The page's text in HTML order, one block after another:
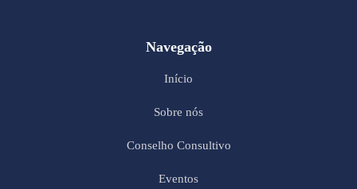
Navegação
Início
Sobre nós
Conselho Consultivo
Eventos